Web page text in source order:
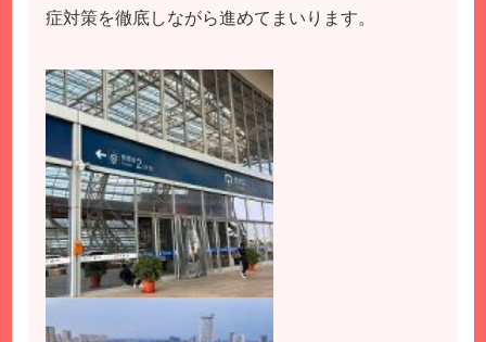
症対策を徹底しながら進めてまいります。